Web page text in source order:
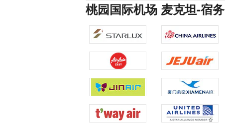
桃园国际机场 麦克坦-宿